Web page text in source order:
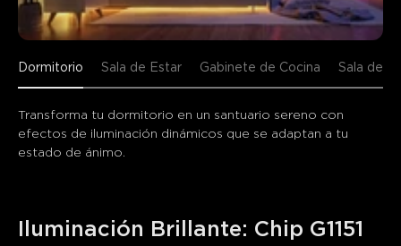
Dormitorio Sala de Estar Gabinete de Cocina Sala de
Transforma tu dormitorio en un santuario sereno con
efectos de iluminación dinámicos que se adaptan a tu
estado de ánimo.
Iluminación Brillante: Chip G1151